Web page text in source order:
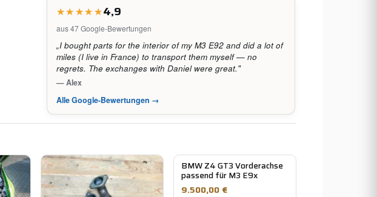
4,9
aus 47 Google-Bewertungen
„I bought parts for the interior of my M3 E92 and did a lot of
miles (I live in France) to transport them myself — no
regrets. The exchanges with Daniel were great."
— Alex
Alle Google-Bewertungen →
BMW Z4 GT3 Vorderachse
passend für M3 E9x
9.500,00 €